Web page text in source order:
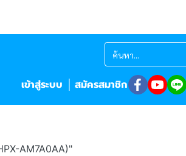
เข้าสู่ระบบ สมัครสมาชิก
AM7A0AA)"